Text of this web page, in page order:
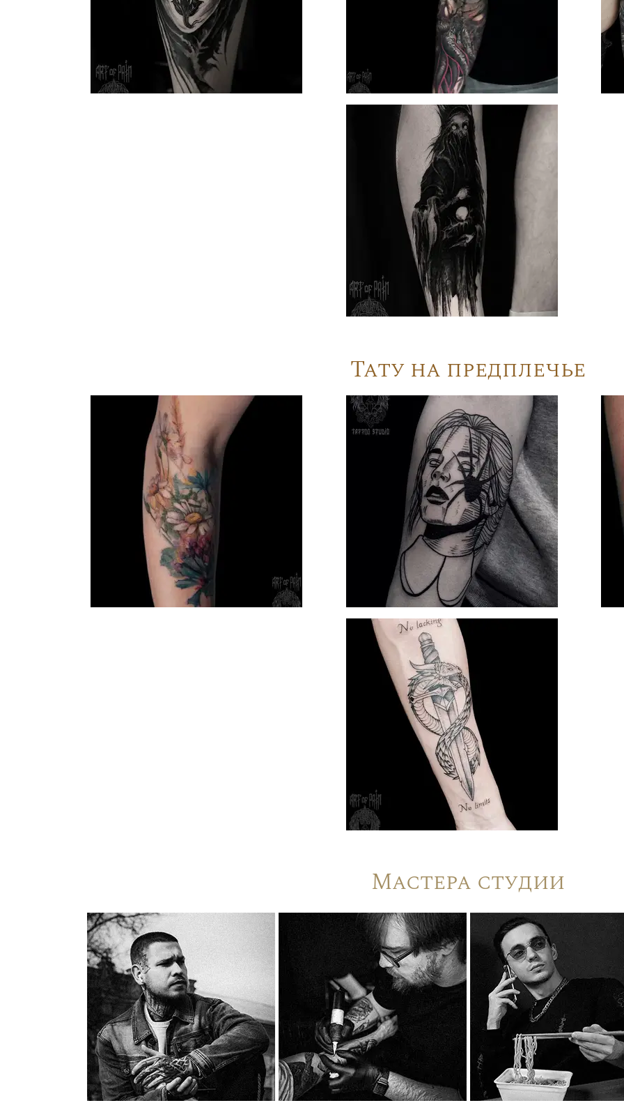
Тату на предплечье
Мастера студии